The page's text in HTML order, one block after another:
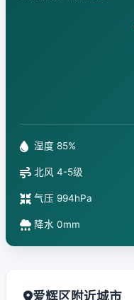
湿度 85%
北风 4-5级
气压 994hPa
降水 0mm
爱辉区附近城市